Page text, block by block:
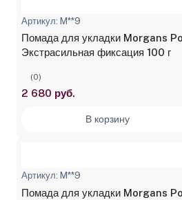
Артикул: M**9
Помада для укладки Morgans
Экстрасильная фиксация 100 г
(0)
2 680 руб.
В корзину
Артикул: M**9
Помада для укладки Morgans